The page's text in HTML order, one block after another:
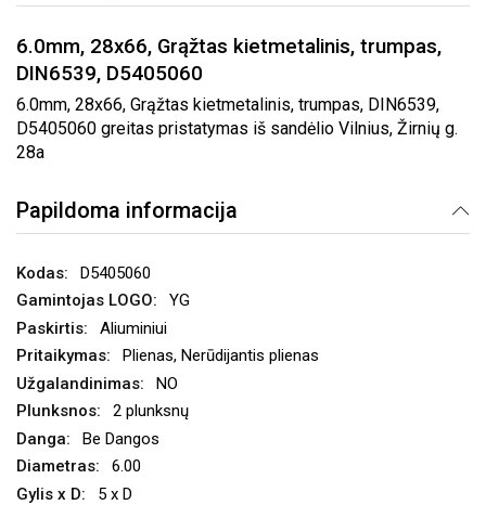
6.0mm, 28x66, Grąžtas kietmetalinis, trumpas,
DIN6539, D5405060
6.0mm, 28x66, Grąžtas kietmetalinis, trumpas, DIN6539,
D5405060 greitas pristatymas iš sandėlio Vilnius, Žirnių g.
28a
Papildoma informacija
D5405060
YG
Aliuminiui
Plienas, Nerūdijantis plienas
NO
2 plunksnų
Be Dangos
6.00
5 x D